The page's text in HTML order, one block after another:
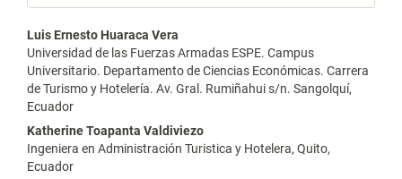
Contenido
principal
del
artículo
Luis Ernesto Huaraca Vera
Universidad de las Fuerzas Armadas ESPE. Campus
Universitario. Departamento de Ciencias Económicas. Carrera
de Turismo y Hotelería. Av. Gral. Rumiñahui s/n. Sangolquí,
Ecuador
Katherine Toapanta Valdiviezo
Ingeniera en Administración Turistica y Hotelera, Quito,
Ecuador